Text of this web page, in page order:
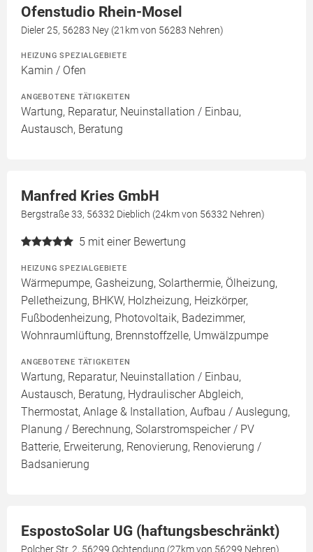
Ofenstudio Rhein-Mosel
Dieler 25, 56283 Ney (21km von 56283 Nehren)
HEIZUNG SPEZIALGEBIETE
Kamin / Ofen
ANGEBOTENE TÄTIGKEITEN
Wartung, Reparatur, Neuinstallation / Einbau,
Austausch, Beratung
Manfred Kries GmbH
Bergstraße 33, 56332 Dieblich (24km von 56332 Nehren)
5 mit einer Bewertung
HEIZUNG SPEZIALGEBIETE
Wärmepumpe, Gasheizung, Solarthermie, Ölheizung,
Pelletheizung, BHKW, Holzheizung, Heizkörper,
Fußbodenheizung, Photovoltaik, Badezimmer,
Wohnraumlüftung, Brennstoffzelle, Umwälzpumpe
ANGEBOTENE TÄTIGKEITEN
Wartung, Reparatur, Neuinstallation / Einbau,
Austausch, Beratung, Hydraulischer Abgleich,
Thermostat, Anlage & Installation, Aufbau / Auslegung,
Planung / Berechnung, Solarstromspeicher / PV
Batterie, Erweiterung, Renovierung, Renovierung /
Badsanierung
EspostoSolar UG (haftungsbeschränkt)
Polcher Str. 2, 56299 Ochtendung (27km von 56299 Nehren)